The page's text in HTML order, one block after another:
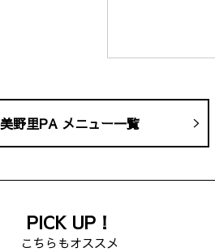
美野里PA メニュー一覧
PICK UP！
こちらもオススメ